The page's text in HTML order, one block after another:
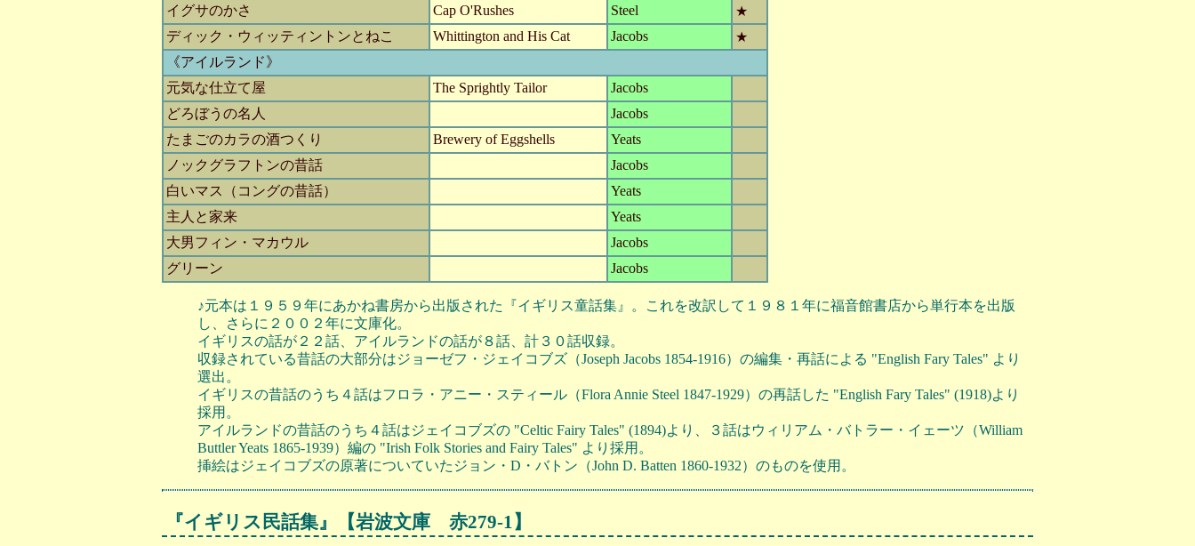
イグサのかさ
Cap O'Rushes Steel
★
ディック・ウィッティントンとねこ
Whittington and His Cat Jacobs
★
《アイルランド》
元気な仕立て屋
The Sprightly Tailor
Jacobs
どろぼうの名人
Jacobs
たまごのカラの酒つくり
Brewery of Eggshells
Yeats
ノックグラフトンの昔話
Jacobs
白いマス（コングの昔話）
Yeats
主人と家来
Yeats
大男フィン・マカウル
Jacobs
グリーン
Jacobs
♪元本は１９５９年にあかね書房から出版された『イギリス童話集』。これを改訳して１９８１年に福音館書店から単行本を出版
し、さらに２００２年に文庫化。
イギリスの話が２２話、アイルランドの話が８話、計３０話収録。
収録されている昔話の大部分はジョーゼフ・ジェイコブズ（Joseph Jacobs 1854-1916）の編集・再話による "English Fary Tales" より
選出。
イギリスの昔話のうち４話はフロラ・アニー・スティール（Flora Annie Steel 1847-1929）の再話した "English Fary Tales" (1918)より
採用。
アイルランドの昔話のうち４話はジェイコブズの "Celtic Fairy Tales" (1894)より、３話はウィリアム・バトラー・イェーツ（William
Buttler Yeats 1865-1939）編の "Irish Folk Stories and Fairy Tales" より採用。
挿絵はジェイコブズの原著についていたジョン・D・バトン（John D. Batten 1860-1932）のものを使用。
『イギリス民話集』 【岩波文庫 赤279-1】